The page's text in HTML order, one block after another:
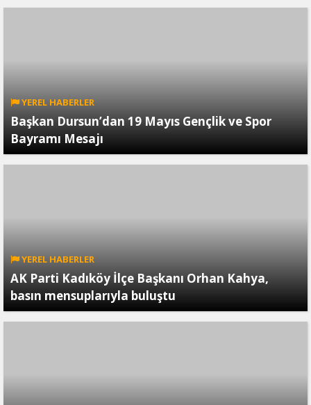
YEREL HABERLER
Başkan Dursun’dan 19 Mayıs Gençlik ve Spor
Bayramı Mesajı
YEREL HABERLER
AK Parti Kadıköy İlçe Başkanı Orhan Kahya,
basın mensuplarıyla buluştu